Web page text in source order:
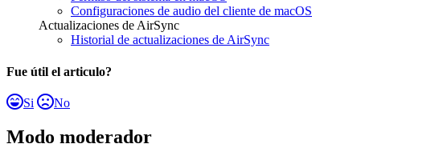
Configuraciones de audio del cliente de macOS
Actualizaciones de AirSync
Historial de actualizaciones de AirSync
Fue útil el articulo?
Si No
Modo moderador